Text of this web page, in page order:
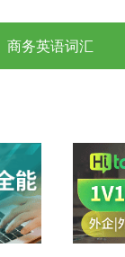
商务英语词汇